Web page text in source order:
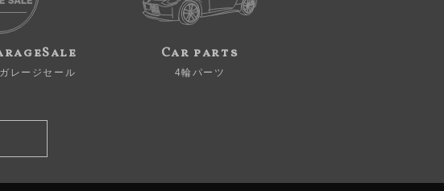
レージセール
Car parts
4輪パーツ